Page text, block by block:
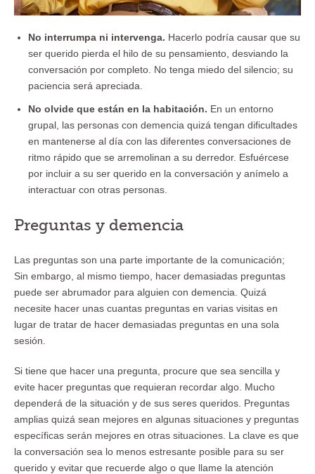
No interrumpa ni intervenga. Hacerlo podría causar que su
ser querido pierda el hilo de su pensamiento, desviando la
conversación por completo. No tenga miedo del silencio; su
paciencia será apreciada.
No olvide que están en la habitación. En un entorno
grupal, las personas con demencia quizá tengan dificultades
en mantenerse al día con las diferentes conversaciones de
ritmo rápido que se arremolinan a su derredor. Esfuércese
por incluir a su ser querido en la conversación y anímelo a
interactuar con otras personas.
Preguntas y demencia
Las preguntas son una parte importante de la comunicación;
Sin embargo, al mismo tiempo, hacer demasiadas preguntas
puede ser abrumador para alguien con demencia. Quizá
necesite hacer unas cuantas preguntas en varias visitas en
lugar de tratar de hacer demasiadas preguntas en una sola
sesión.
Si tiene que hacer una pregunta, procure que sea sencilla y
evite hacer preguntas que requieran recordar algo. Mucho
dependerá de la situación y de sus seres queridos. Preguntas
amplias quizá sean mejores en algunas situaciones y preguntas
específicas serán mejores en otras situaciones. La clave es que
la conversación sea lo menos estresante posible para su ser
querido y evitar que recuerde algo o que llame la atención